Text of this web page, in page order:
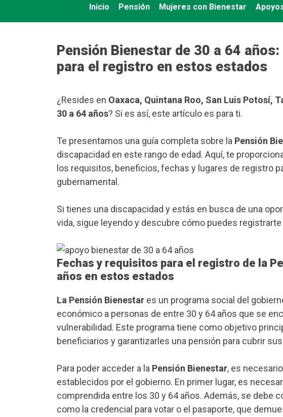
Inicio Pensión Mujeres con Bienestar
Pensión Bienestar de 30 a 64
para el registro en estos estados
¿Resides en Oaxaca, Quintana Roo, San Luis Potosí,
30 a 64 años? Si es así, este artículo es para ti.
Te presentamos una guía completa sobre la Pensión
discapacidad en este rango de edad. Aquí, te
los requisitos, beneficios, fechas y lugares de registro
gubernamental.
Si tienes una discapacidad y estás en busca de una
vida, sigue leyendo y descubre cómo puedes registrarte
Fechas y requisitos para el registro de la
años en estos estados
La Pensión Bienestar es un programa social del
económico a personas de entre 30 y 64 años que se
vulnerabilidad. Este programa tiene como objetivo
beneficiarios y garantizarles una pensión para cubrir
Para poder acceder a la Pensión Bienestar, es
establecidos por el gobierno. En primer lugar, es
comprendida entre los 30 y 64 años. Además, se debe
como la credencial para votar o el pasaporte, que